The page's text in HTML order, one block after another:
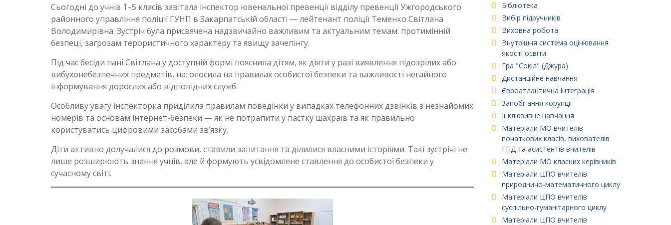
Сьогодні до учнів 1–5 класів завітала інспектор ювенальної превенції відділу превенції Ужгородського
районного управління поліції ГУНП в Закарпатській області — лейтенант поліції Теменко Світлана
Володимирівна. Зустріч була присвячена надзвичайно важливим та актуальним темам: протимінній
безпеці, загрозам терористичного характеру та явищу зачепінгу.
Під час бесіди пані Світлана у доступній формі пояснила дітям, як діяти у разі виявлення підозрілих або
вибухонебезпечних предметів, наголосила на правилах особистої безпеки та важливості негайного
інформування дорослих або відповідних служб.
Особливу увагу інспекторка приділила правилам поведінки у випадках телефонних дзвінків з незнайомих
номерів та основам інтернет-безпеки — як не потрапити у пастку шахраїв та як правильно
користуватись цифровими засобами зв’язку.
Діти активно долучалися до розмови, ставили запитання та ділилися власними історіями. Такі зустрічі не
лише розширюють знання учнів, але й формують усвідомлене ставлення до особистої безпеки у
сучасному світі.
Бібліотека
Вибір підручників
Виховна робота
Внутрішня система оцінювання
якості освіти
Гра "Сокіл" (Джура)
Дистанційне навчання
Євроатлантична інтеграція
Запобігання корупції
Інклюзивне навчання
Матеріали МО вчителів
початкових класів, вихователів
ГПД та асистентів вчителів
Матеріали МО класних керівників
Матеріали ЦПО вчителів
природничо-математичного циклу
Матеріали ЦПО вчителів
суспільно-гуманітарного циклу
Матеріали ЦПО вчителів